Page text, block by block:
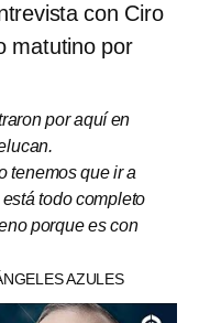
con Ciro
matutino por
por aquí en
tenemos que ir a
todo completo
porque es con
AZULES